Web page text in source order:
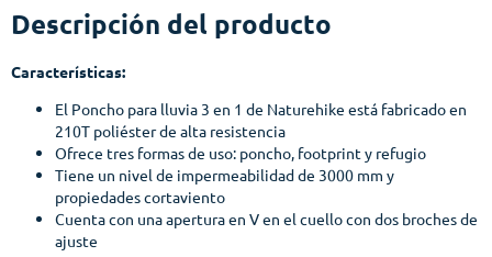
Descripción del producto
Características:
El Poncho para lluvia 3 en 1 de Naturehike está fabricado en
210T poliéster de alta resistencia
Ofrece tres formas de uso: poncho, footprint y refugio
Tiene un nivel de impermeabilidad de 3000 mm y
propiedades cortaviento
Cuenta con una apertura en V en el cuello con dos broches de
ajuste